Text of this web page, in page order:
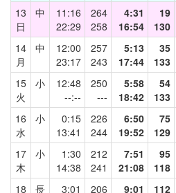
13
日
中
11:16
22:29
264
258
4:31
16:54
19
130
14
月
中
12:00
23:17
257
243
5:13
17:44
35
133
15
火
小
12:48
--:--
250
---
5:58
18:42
54
133
16
水
小
0:15
13:41
226
244
6:50
19:52
75
129
17
木
小
1:30
14:38
212
241
7:51
21:08
95
118
18 長 3:01 206 9:01 112